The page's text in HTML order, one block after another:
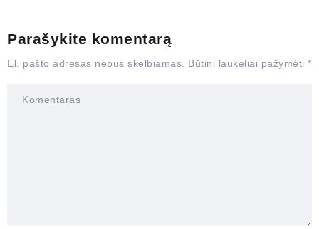
Parašykite komentarą
El. pašto adresas nebus skelbiamas. Būtini laukeliai pažymėti *